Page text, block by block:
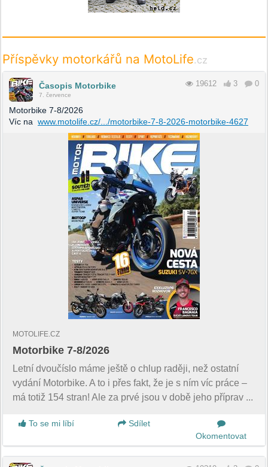
Příspěvky motorkářů na MotoLife.cz
Časopis Motorbike
7. července
19612 3 0
Motorbike 7-8/2026
Víc na www.motolife.cz/.../motorbike-7-8-2026-motorbike-4627
MOTOLIFE.CZ
Motorbike 7-8/2026
Letní dvoučíslo máme ještě o chlup raději, než ostatní
vydání Motorbike. A to i přes fakt, že je s ním víc práce –
má totiž 154 stran! Ale za prvé jsou v době jeho příprav ...
To se mi líbí
Sdílet
Okomentovat